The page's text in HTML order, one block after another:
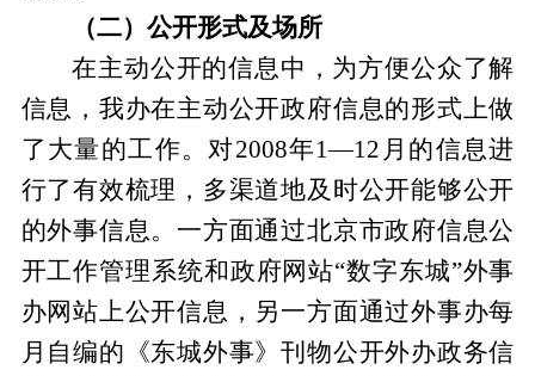
（二）公开形式及场所
在主动公开的信息中，为方便公众了解
信息，我办在主动公开政府信息的形式上做
了大量的工作。对2008年1—12月的信息进
行了有效梳理，多渠道地及时公开能够公开
的外事信息。一方面通过北京市政府信息公
开工作管理系统和政府网站“数字东城”外事
办网站上公开信息，另一方面通过外事办每
月自编的《东城外事》刊物公开外办政务信